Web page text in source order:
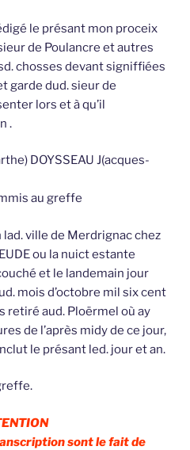
le présant mon proceix
de Poulancre et autres
chosses devant signiffiées
garde dud. sieur de
lors et à qu’il
.
DOYSSEAU J(acques-
au greffe
ville de Merdrignac chez
ou la nuict estante
et le landemain jour
mois d’octobre mil six cent
retiré aud. Ploërmel où ay
de l’après midy de ce jour,
le présant led. jour et an.
sont le fait de